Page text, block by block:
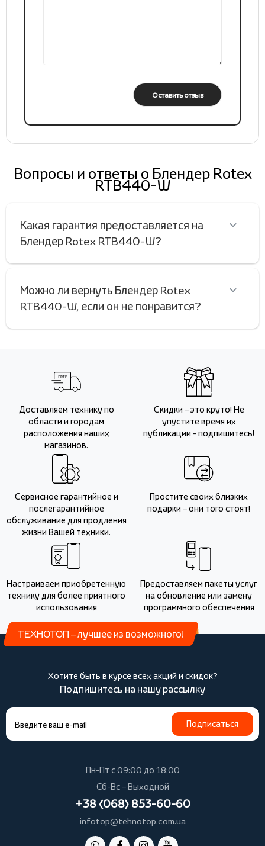
Оставить отзыв
Вопросы и ответы о Блендер Rotex
RTB440-W
Какая гарантия предоставляется на
Блендер Rotex RTB440-W?
Можно ли вернуть Блендер Rotex
RTB440-W, если он не понравится?
Доставляем технику по
области и городам
расположения наших
магазинов.
Скидки – это круто! Не
упустите время их
публикации - подпишитесь!
Сервисное гарантийное и
послегарантийное
обслуживание для продления
жизни Вашей техники.
Простите своих близких
подарки – они того стоят!
Настраиваем приобретенную
технику для более приятного
использования
Предоставляем пакеты услуг
на обновление или замену
программного обеспечения
ТЕХНОТОП – лучшее из возможного!
Хотите быть в курсе всех акций и скидок?
Подпишитесь на нашу рассылку
Подписаться
Пн-Пт с 09:00 до 18:00
Сб-Вс – Выходной
+38 (068) 853-60-60
infotop@tehnotop.com.ua